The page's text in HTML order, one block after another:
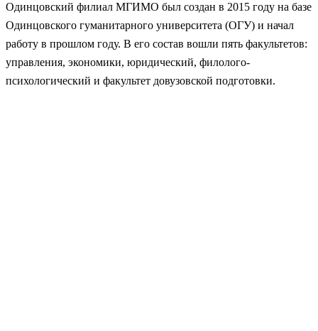
Одинцовский филиал МГИМО был создан в 2015 году на базе
Одинцовского гуманитарного университета (ОГУ) и начал
работу в прошлом году. В его состав вошли пять факультетов:
управления, экономики, юридический, филолого-
психологический и факультет довузовской подготовки.